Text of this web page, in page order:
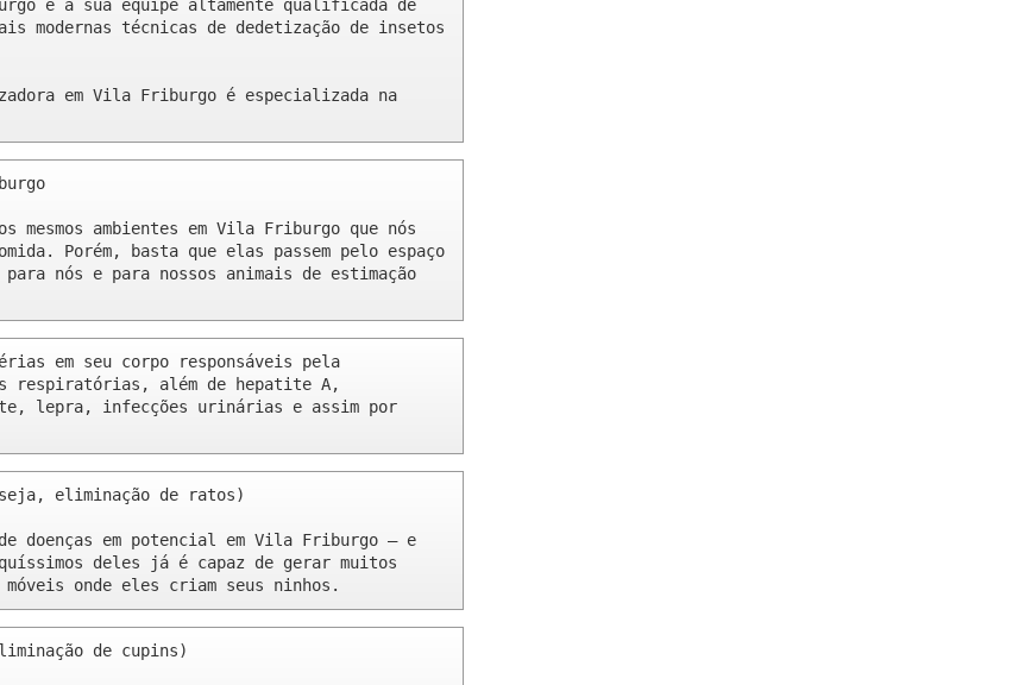
e a sua equipe altamente qualificada de
modernas técnicas de dedetização de insetos
em Vila Friburgo é especializada na
ambientes em Vila Friburgo que nós
Porém, basta que elas passem pelo espaço
nós e para nossos animais de estimação
em seu corpo responsáveis pela
respiratórias, além de hepatite A,
lepra, infecções urinárias e assim por
eliminação de ratos)
doenças em potencial em Vila Friburgo – e
deles já é capaz de gerar muitos
onde eles criam seus ninhos.
de cupins)